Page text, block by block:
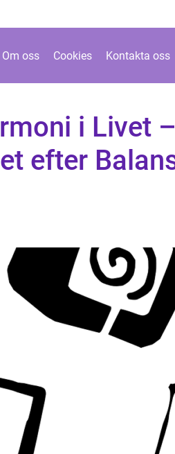
Om oss Cookies Kontakta oss
i Livet
efter